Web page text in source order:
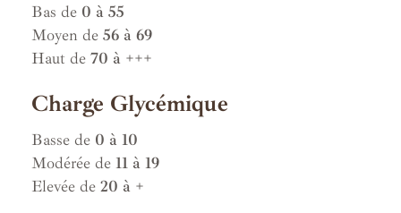
Bas de 0 à 55
Moyen de 56 à 69
Haut de 70 à +++
Charge Glycémique
Basse de 0 à 10
Modérée de 11 à 19
Elevée de 20 à +